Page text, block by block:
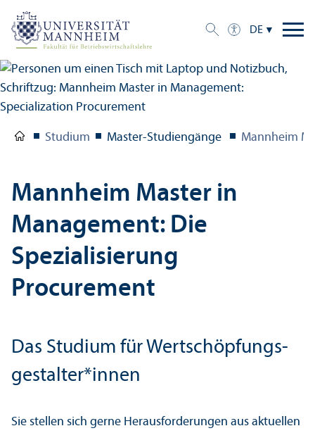
DE
Studium Master-Studien­gänge Mannheim
Mannheim Master in
Management: Die
Spezialisierung
Procurement
Das Studium für Wertschöpfungs­
gestalter*innen
Sie stellen sich gerne Herausforderungen aus aktuellen